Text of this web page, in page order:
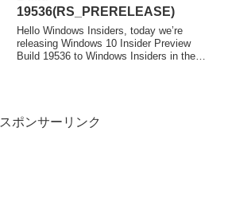
19536(RS_PRERELEASE)
Hello Windows Insiders, today we’re
releasing Windows 10 Insider Preview
Build 19536 to Windows Insiders in the
スポンサーリンク